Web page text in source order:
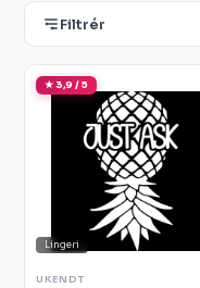
Filtrér
★ 3,9 / 5
Lingeri
UKENDT